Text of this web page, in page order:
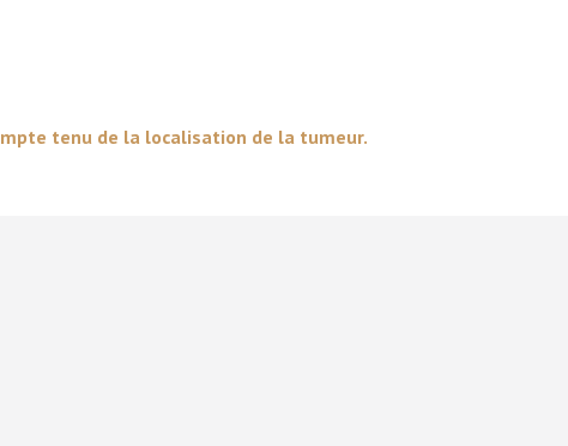
tenu de la localisation de la tumeur.